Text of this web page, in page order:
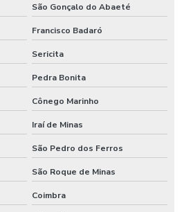
São Gonçalo do Abaeté
Francisco Badaró
Sericita
Pedra Bonita
Cônego Marinho
Iraí de Minas
São Pedro dos Ferros
São Roque de Minas
Coimbra